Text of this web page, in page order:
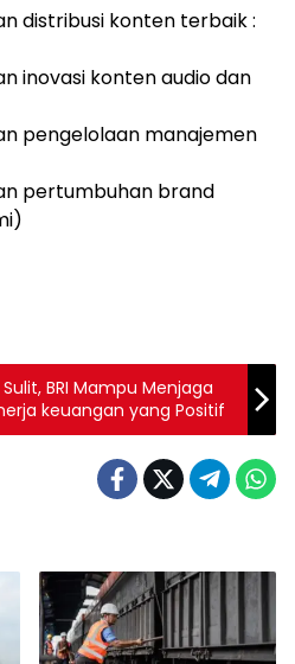
distribusi konten terbaik :
inovasi konten audio dan
pengelolaan manajemen
pertumbuhan brand
BRI Mampu Menjaga
keuangan yang Positif